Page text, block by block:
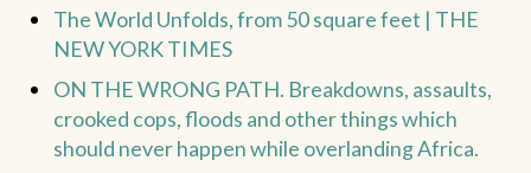
The World Unfolds, from 50 square feet | THE
NEW YORK TIMES
ON THE WRONG PATH. Breakdowns, assaults,
crooked cops, floods and other things which
should never happen while overlanding Africa.